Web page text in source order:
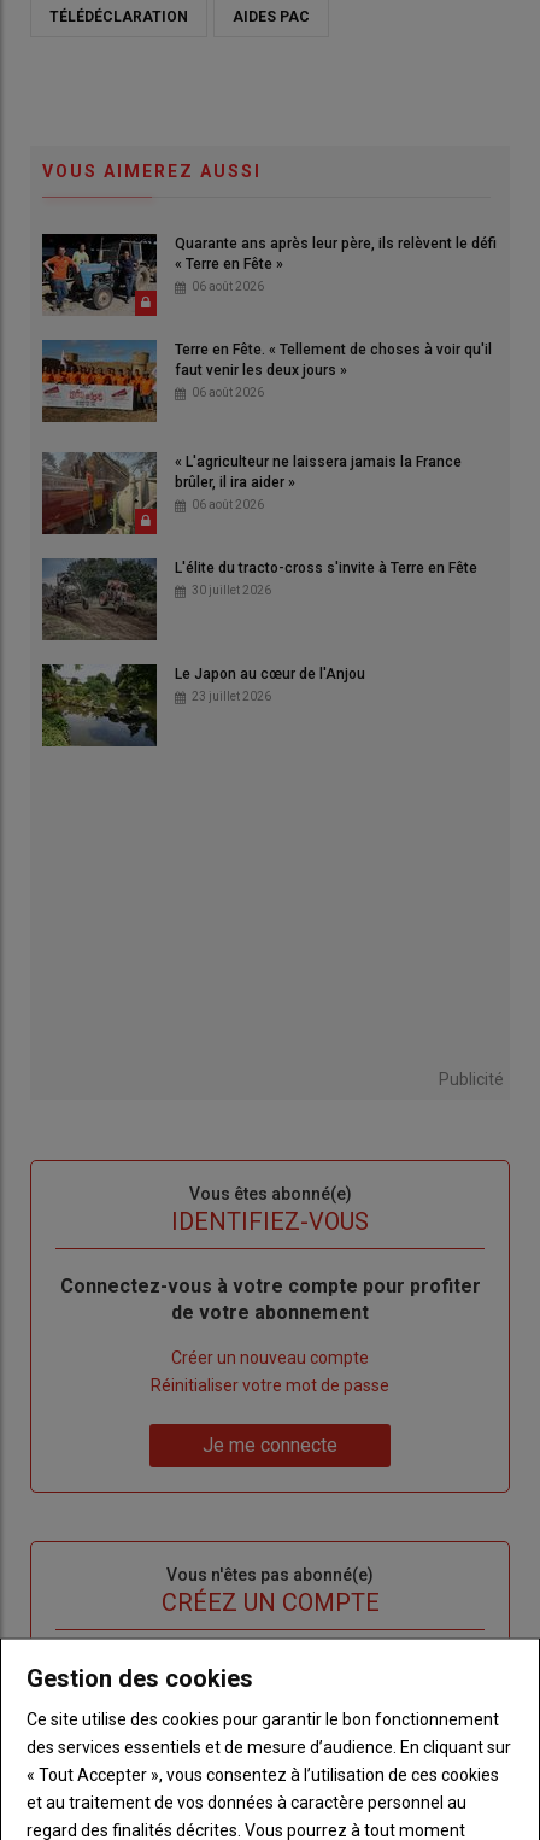
TÉLÉDÉCLARATION AIDES PAC
VOUS AIMEREZ AUSSI
Quarante ans après leur père, ils relèvent le défi
« Terre en Fête »
06 août 2026
Terre en Fête. « Tellement de choses à voir qu'il
faut venir les deux jours »
06 août 2026
« L'agriculteur ne laissera jamais la France
brûler, il ira aider »
06 août 2026
L'élite du tracto-cross s'invite à Terre en Fête
30 juillet 2026
Le Japon au cœur de l'Anjou
23 juillet 2026
Publicité
Vous êtes abonné(e)
IDENTIFIEZ-VOUS
Body
Connectez-vous à votre compte pour profiter
de votre abonnement
Créer un nouveau compte
de
Réinitialiser votre mot de passe
me
Je me connecte
Vous n'êtes pas abonné(e)
CRÉEZ UN COMPTE
Body Choisissez votre formule et créez votre
compte pour accéder à tout l'Agri53.
Lien Créez un compte
Gestion des cookies
Ce site utilise des cookies pour garantir le bon fonctionnement
des services essentiels et de mesure d’audience. En cliquant sur
« Tout Accepter », vous consentez à l’utilisation de ces cookies
et au traitement de vos données à caractère personnel au
regard des finalités décrites. Vous pourrez à tout moment